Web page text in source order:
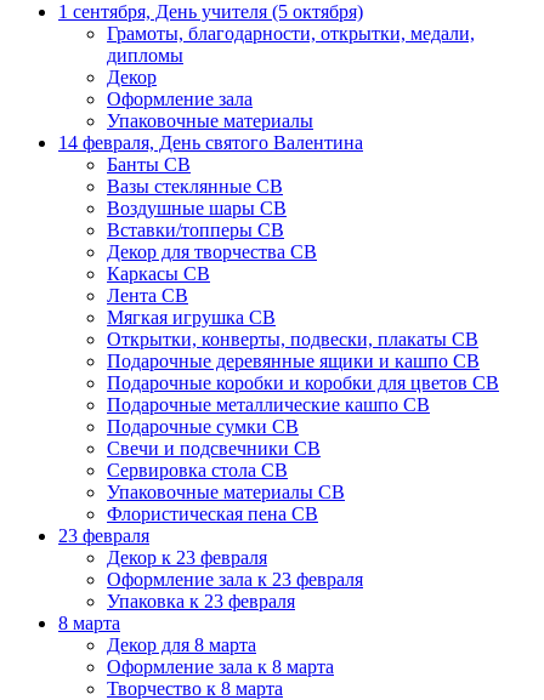
1 сентября, День учителя (5 октября)
Грамоты, благодарности, открытки, медали,
дипломы
Декор
Оформление зала
Упаковочные материалы
14 февраля, День святого Валентина
Банты СВ
Вазы стеклянные СВ
Воздушные шары СВ
Вставки/топперы СВ
Декор для творчества СВ
Каркасы СВ
Лента СВ
Мягкая игрушка СВ
Открытки, конверты, подвески, плакаты СВ
Подарочные деревянные ящики и кашпо СВ
Подарочные коробки и коробки для цветов СВ
Подарочные металлические кашпо СВ
Подарочные сумки СВ
Свечи и подсвечники СВ
Сервировка стола СВ
Упаковочные материалы СВ
Флористическая пена СВ
23 февраля
Декор к 23 февраля
Оформление зала к 23 февраля
Упаковка к 23 февраля
8 марта
Декор для 8 марта
Оформление зала к 8 марта
Творчество к 8 марта